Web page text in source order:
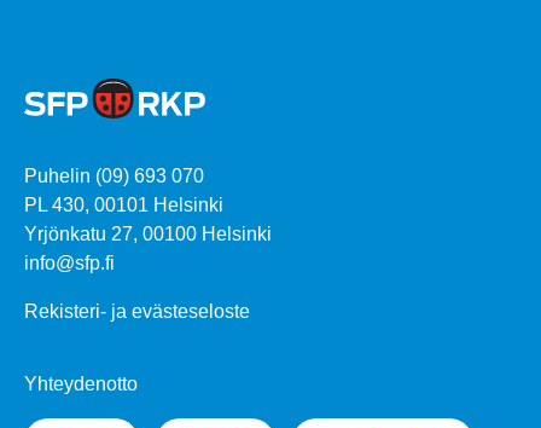
Puhelin (09) 693 070
PL 430, 00101 Helsinki
Yrjönkatu 27, 00100 Helsinki
info@sfp.fi
Rekisteri- ja evästeseloste
Yhteydenotto